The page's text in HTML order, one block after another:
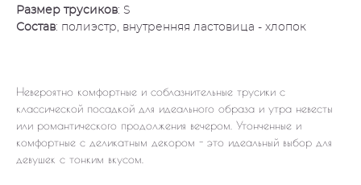
Размер трусиков: S
Состав: полиэстр, внутренняя ластовица - хлопок
Невероятно комфортные и соблазнительные трусики с
классической посадкой для идеального образа и утра невесты
или романтического продолжения вечером. Утонченные и
комфортные с деликатным декором - это идеальный выбор для
девушек с тонким вкусом.